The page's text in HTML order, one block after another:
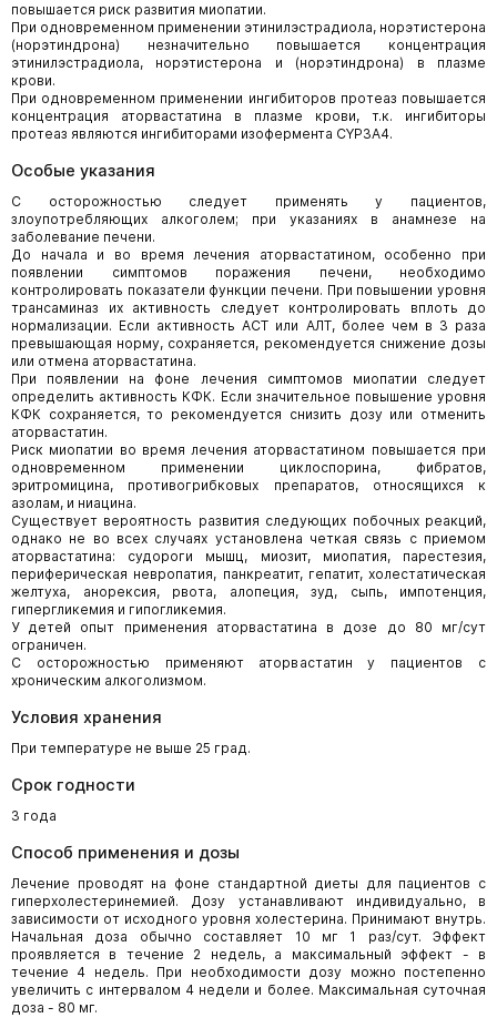
повышается риск развития миопатии.
При одновременном применении этинилэстрадиола, норэтистерона
(норэтиндрона) незначительно повышается концентрация
этинилэстрадиола, норэтистерона и (норэтиндрона) в плазме
крови.
При одновременном применении ингибиторов протеаз повышается
концентрация аторвастатина в плазме крови, т.к. ингибиторы
протеаз являются ингибиторами изофермента CYP3A4.
Особые указания
C осторожностью следует применять у пациентов,
злоупотребляющих алкоголем; при указаниях в анамнезе на
заболевание печени.
До начала и во время лечения аторвастатином, особенно при
появлении симптомов поражения печени, необходимо
контролировать показатели функции печени. При повышении уровня
трансаминаз их активность следует контролировать вплоть до
нормализации. Если активность АСТ или АЛТ, более чем в 3 раза
превышающая норму, сохраняется, рекомендуется снижение дозы
или отмена аторвастатина.
При появлении на фоне лечения симптомов миопатии следует
определить активность КФК. Если значительное повышение уровня
КФК сохраняется, то рекомендуется снизить дозу или отменить
аторвастатин.
Риск миопатии во время лечения аторвастатином повышается при
одновременном применении циклоспорина, фибратов,
эритромицина, противогрибковых препаратов, относящихся к
азолам, и ниацина.
Существует вероятность развития следующих побочных реакций,
однако не во всех случаях установлена четкая связь с приемом
аторвастатина: судороги мышц, миозит, миопатия, парестезия,
периферическая невропатия, панкреатит, гепатит, холестатическая
желтуха, анорексия, рвота, алопеция, зуд, сыпь, импотенция,
гипергликемия и гипогликемия.
У детей опыт применения аторвастатина в дозе до 80 мг/сут
ограничен.
С осторожностью применяют аторвастатин у пациентов с
хроническим алкоголизмом.
Условия хранения
При температуре не выше 25 град.
Срок годности
3 года
Способ применения и дозы
Лечение проводят на фоне стандартной диеты для пациентов с
гиперхолестеринемией. Дозу устанавливают индивидуально, в
зависимости от исходного уровня холестерина. Принимают внутрь.
Начальная доза обычно составляет 10 мг 1 раз/сут. Эффект
проявляется в течение 2 недель, а максимальный эффект - в
течение 4 недель. При необходимости дозу можно постепенно
увеличить с интервалом 4 недели и более. Максимальная суточная
доза - 80 мг.